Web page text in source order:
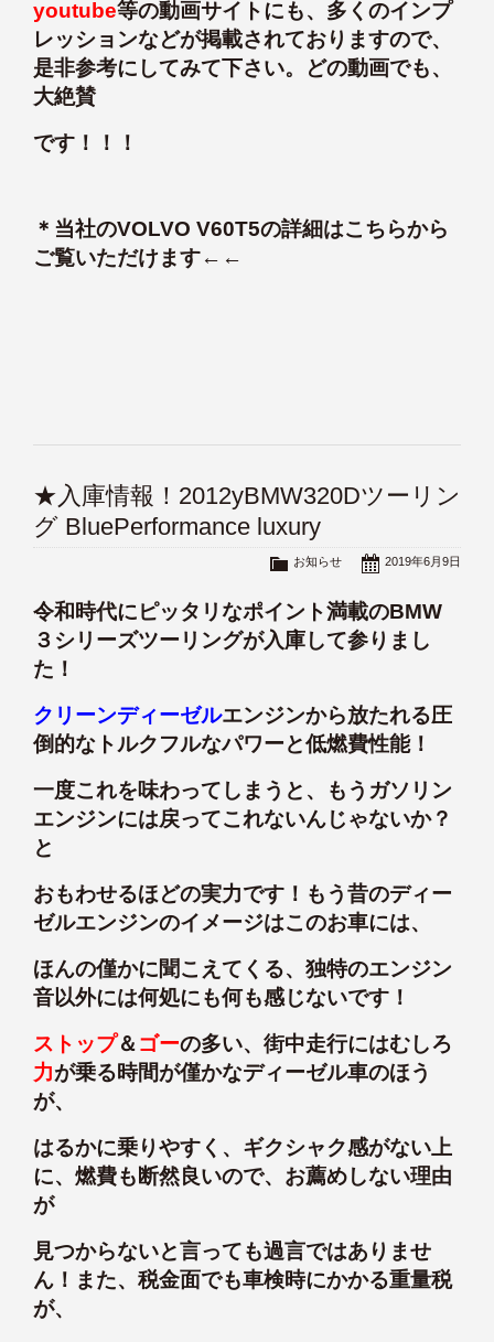
youtube等の動画サイトにも、多くのインプ
レッションなどが掲載されておりますので、
是非参考にしてみて下さい。どの動画でも、
大絶賛
です！！！
＊ 当社のVOLVO V60T5の詳細はこちらから
ご覧いただけます←←
★入庫情報！2012yBMW320Dツーリン
グ BluePerformance luxury
2019年6月9日
お知らせ
令和時代にピッタリなポイント満載のBMW
３シリーズツーリングが入庫して参りまし
た！
クリーンディーゼルエンジンから放たれる圧
倒的なトルクフルなパワーと低燃費性能！
一度これを味わってしまうと、もうガソリン
エンジンには戻ってこれないんじゃないか？
と
おもわせるほどの実力です！もう昔のディー
ゼルエンジンのイメージはこのお車には、
ほんの僅かに聞こえてくる、独特のエンジン
音以外には何処にも何も感じないです！
ストップ＆ゴーの多い、街中走行にはむしろ
力が乗る時間が僅かなディーゼル車のほう
が、
はるかに乗りやすく、ギクシャク感がない上
に、燃費も断然良いので、お薦めしない理由
が
見つからないと言っても過言ではありませ
ん！また、税金面でも車検時にかかる重量税
が、